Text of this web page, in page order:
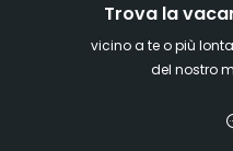
Trova la
vicino a te o più
del nostro